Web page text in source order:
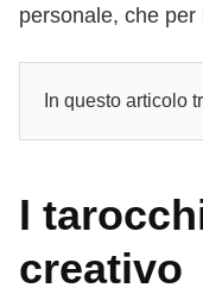
personale, che per
In questo articolo
I
creativo